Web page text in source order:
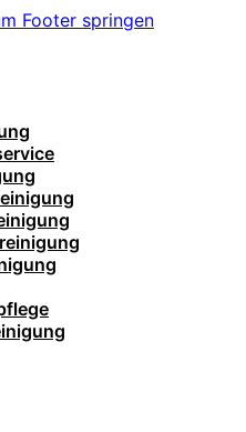
Footer springen